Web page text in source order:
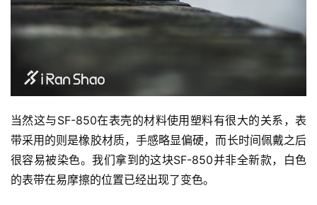
当然这与SF-850在表壳的材料使用塑料有很大的关系，表
带采用的则是橡胶材质，手感略显偏硬，而长时间佩戴之后
很容易被染色。我们拿到的这块SF-850并非全新款，白色
的表带在易摩擦的位置已经出现了变色。